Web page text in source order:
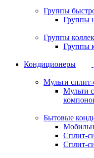
Группы
Группы
Группы
Группы
Кондиционеры
Мульти
Мульти
Бытовые
Сплит-
Сплит-